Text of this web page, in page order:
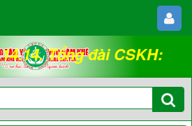
Tổng đài CSKH: